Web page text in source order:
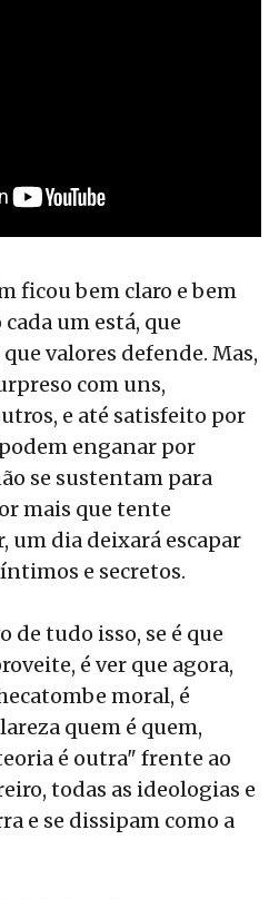
ficou bem claro e bem
um está, que
valores defende. Mas,
com uns,
e até satisfeito por
enganar por
se sustentam para
mais que tente
um dia deixará escapar
e secretos.
de tudo isso, se é que
é ver que agora,
moral, é
quem é quem,
é outra" frente ao
todas as ideologias e
e se dissipam como a